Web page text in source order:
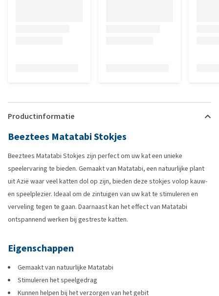
Productinformatie
Beeztees Matatabi Stokjes
Beeztees Matatabi Stokjes zijn perfect om uw kat een unieke
speelervaring te bieden. Gemaakt van Matatabi, een natuurlijke plant
uit Azië waar veel katten dol op zijn, bieden deze stokjes volop kauw-
en speelplezier. Ideaal om de zintuigen van uw kat te stimuleren en
verveling tegen te gaan. Daarnaast kan het effect van Matatabi
ontspannend werken bij gestreste katten.
Eigenschappen
Gemaakt van natuurlijke Matatabi
Stimuleren het speelgedrag
Kunnen helpen bij het verzorgen van het gebit